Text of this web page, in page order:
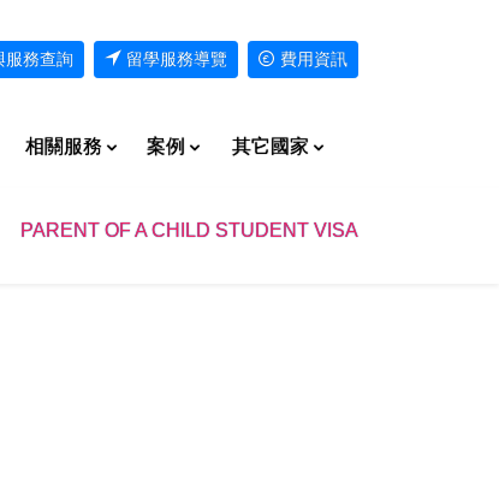
務查詢 留學服務導覽 費用資訊
相關服務 案例 其它國家
PARENT OF A CHILD STUDENT VISA